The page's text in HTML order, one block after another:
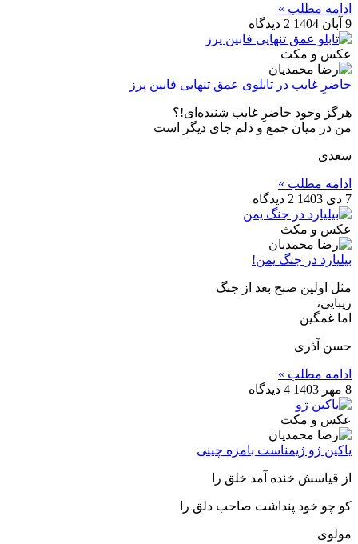
ادامه مطلب »
9 آبان 1404
2 دیدگاه
عکس و مکث
حاضرِ غایب در تابلوی عمق تنهایی فابین پرز
هرگز وجود حاضرِ غایب شنیده‌ای!؟
من در میان جمع و دلم جای دیگر است
سعدی
ادامه مطلب »
7 دی 1403
2 دیدگاه
عکس و مکث
بیلیارد در جنگ یمن!
مثل اولین صبح بعد از جنگ
زیبایی،
اما غمگین
حسن آذری
ادامه مطلب »
8 مهر 1403
4 دیدگاه
عکس و مکث
یاکین ژو ژیمناست بامزه چینی
از قیاسش خنده آمد خلق را
کو چو خود پنداشت صاحب دلق را
مولوی